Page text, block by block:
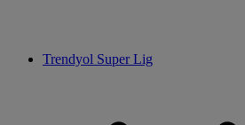
Trendyol Super Lig